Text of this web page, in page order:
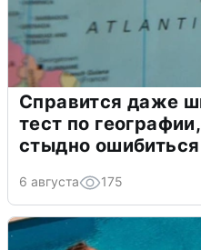
Справится даже
тест по
стыдно ошибиться
6 августа 175